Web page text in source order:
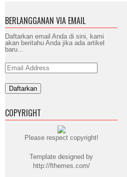
BERLANGGANAN VIA EMAIL
Daftarkan email Anda di sini, kami
akan beritahu Anda jika ada artikel
baru...
Email
Address
COPYRIGHT
Please respect copyright!
Template designed by
http://fthemes.com/